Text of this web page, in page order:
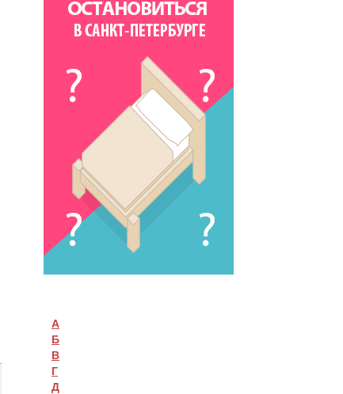
А
Б
В
Г
Д